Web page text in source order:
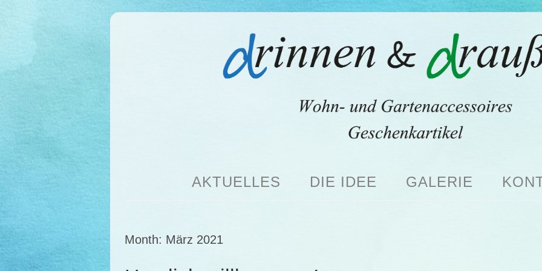
AKTUELLES DIE IDEE GALERIE
Month: März 2021